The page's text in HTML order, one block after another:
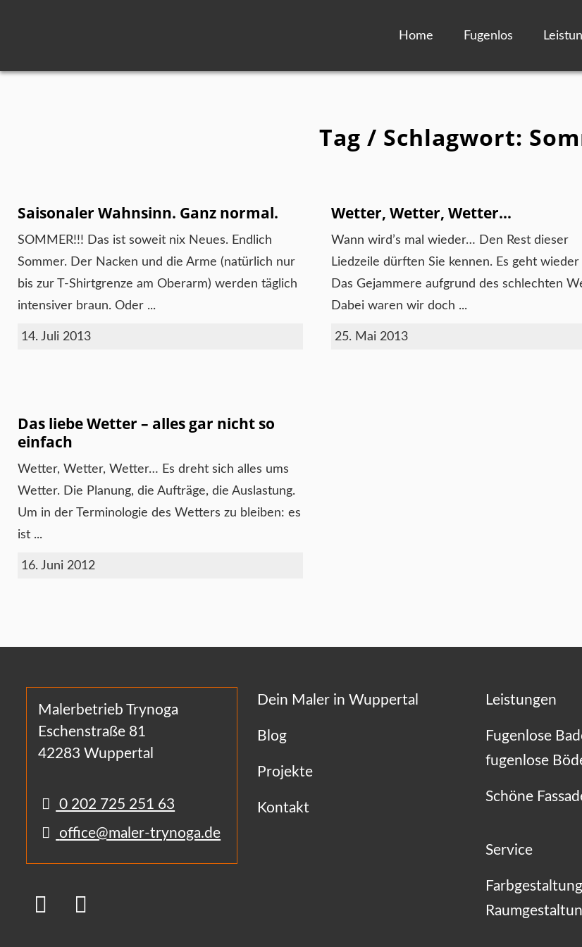
Home Fugenlos
Tag / Schlagwort:
Saisonaler Wahnsinn. Ganz normal.
SOMMER!!! Das ist soweit nix Neues. Endlich
Sommer. Der Nacken und die Arme (natürlich nur
bis zur T-Shirtgrenze am Oberarm) werden täglich
intensiver braun. Oder ...
14. Juli 2013
Wetter, Wetter, Wetter…
Wann wird’s mal wieder… Den Rest dieser
Liedzeile dürften Sie kennen. Es geht wieder
Das Gejammere aufgrund des schlechten
Dabei waren wir doch ...
25. Mai 2013
Das liebe Wetter – alles gar nicht so
einfach
Wetter, Wetter, Wetter… Es dreht sich alles ums
Wetter. Die Planung, die Aufträge, die Auslastung.
Um in der Terminologie des Wetters zu bleiben: es
ist ...
16. Juni 2012
Malerbetrieb Trynoga
Eschenstraße 81
42283 Wuppertal
0 202 725 251 63
office@maler-trynoga.de
Dein Maler in Wuppertal
Blog
Projekte
Kontakt
Leistungen
Fugenlose
fugenlose
Schöne
Service